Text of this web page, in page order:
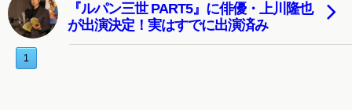
『ルパン三世 PART5』に俳優・上川隆也
が出演決定！実はすでに出演済み
1